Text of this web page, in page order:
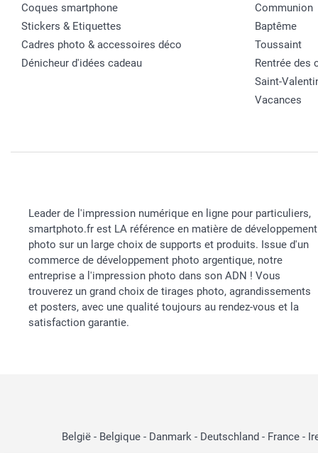
Coques smartphone
Stickers & Etiquettes
Cadres photo & accessoires déco
Dénicheur d'idées cadeau
Communion
Baptême
Toussaint
Rentrée des
Saint-
Vacances
Leader de l'impression numérique en ligne pour particuliers,
smartphoto.fr est LA référence en matière de développement
photo sur un large choix de supports et produits. Issue d'un
commerce de développement photo argentique, notre
entreprise a l'impression photo dans son ADN ! Vous
trouverez un grand choix de tirages photo, agrandissements
et posters, avec une qualité toujours au rendez-vous et la
satisfaction garantie.
België - Belgique - Danmark - Deutschland - France -